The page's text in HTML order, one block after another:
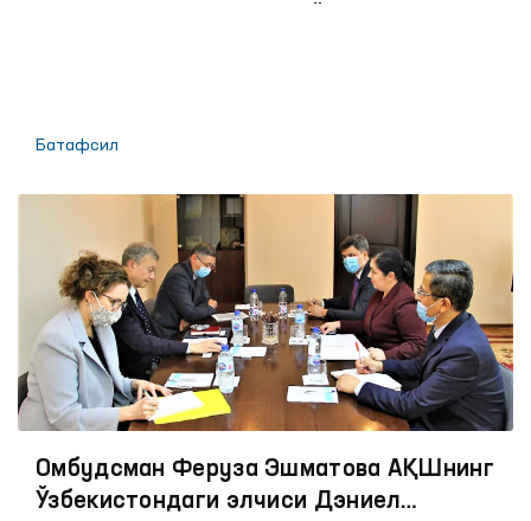
Батафсил
Омбудсман Феруза Эшматова АҚШнинг
Ўзбекистондаги элчиси Дэниел